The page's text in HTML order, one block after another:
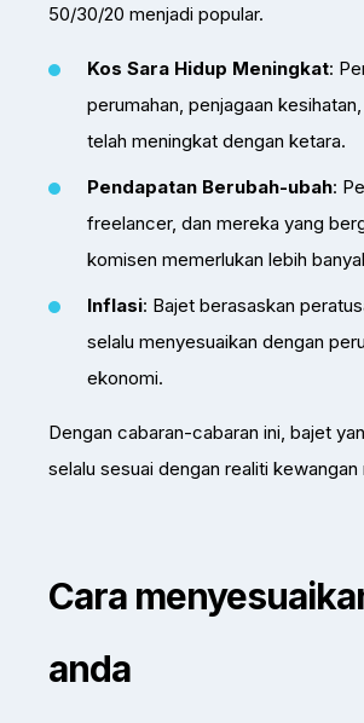
50/30/20 menjadi popular.
Kos Sara Hidup Meningkat:
perumahan, penjagaan
telah meningkat dengan ketara.
Pendapatan Berubah-ubah:
freelancer, dan mereka yang
komisen memerlukan lebih
Inflasi: Bajet berasaskan
selalu menyesuaikan dengan
ekonomi.
Dengan cabaran-cabaran ini, bajet
selalu sesuai dengan realiti kewangan
Cara
anda